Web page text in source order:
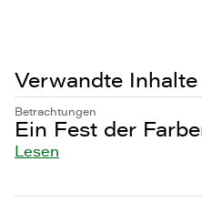
Verwandte Inhalte
Betrachtungen
Ein Fest der
Lesen